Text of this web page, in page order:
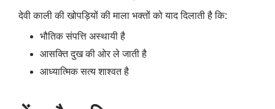
देवी काली की खोपड़ियों की माला भक्तों को याद दिलाती है कि:
भौतिक संपत्ति अस्थायी है
आसक्ति दुख की ओर ले जाती है
आध्यात्मिक सत्य शाश्वत है